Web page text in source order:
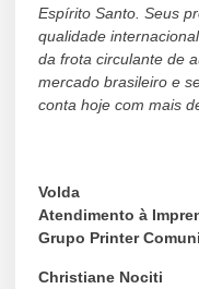
Espírito Santo. Seus
qualidade
da frota circulante de
mercado brasileiro e
conta hoje com mais
Volda
Atendimento à
Grupo Printer
Christiane Nociti